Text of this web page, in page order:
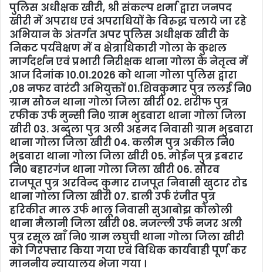
पुलिस अधीक्षक खीरी, श्री संकल्प शर्मा द्वारा जनपद
खीरी में अपराध एवं अपराधियों के विरुद्ध चलाये जा रहे
अभियान के अंतर्गत अपर पुलिस अधीक्षक खीरी के
निकट पर्यवेक्षण में व क्षेत्राधिकारी गोला के कुशल
मार्गदर्शन एवं प्रभारी निरीक्षक थाना गोला के नेतृत्व में
आज दिनांक 10.01.2026 को थाना गोला पुलिस द्वारा
,08 नफर वारंटी अभियुक्तों 01.शिवकुमार पुत्र ललई नि0
ग्राम सौठन थाना गोला जिला खीरी 02. शरीफ पुत्र
रफीक उर्फ मुन्सी नि0 ग्राम भुडवारा थाना गोला जिला
खीरी 03. अब्दुला पुत्र अली अहमद निवासी ग्राम भुडवारा
थाना गोला जिला खीरी 04. कलीम पुत्र अकील नि0
भुडवारा थाना गोला जिला खीरी 05. मोईन पुत्र इबरार
नि0 बहारगंज थाना गोला जिला खीरी 06. सौरव
राजपूत पुत्र अरविन्द कुमार राजपूत निवासी खुटार रोड
थाना गोला जिला खीरी 07. डाली उर्फ रंजीत पुत्र
हरिकीत माल उर्फ भालू निवासी सुआबोझ कोलोली
थाना मैलानी जिला खीरी 08. नजल्ली उर्फ नजर अली
पुत्र रसूल खाँ नि0 ग्राम लघुची थाना गोला जिला खीरी
को गिरफ्तार किया गया एवं विधिक कार्यवाही पूर्ण कर
माननीय न्यायालय भेजा गया ।